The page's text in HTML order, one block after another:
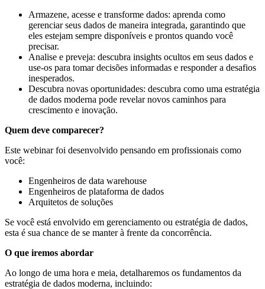
Armazene, acesse e transforme dados: aprenda como
gerenciar seus dados de maneira integrada, garantindo que
eles estejam sempre disponíveis e prontos quando você
precisar.
Analise e preveja: descubra insights ocultos em seus dados e
use-os para tomar decisões informadas e responder a desafios
inesperados.
Descubra novas oportunidades: descubra como uma estratégia
de dados moderna pode revelar novos caminhos para
crescimento e inovação.
Quem deve comparecer?
Este webinar foi desenvolvido pensando em profissionais como
você:
Engenheiros de data warehouse
Engenheiros de plataforma de dados
Arquitetos de soluções
Se você está envolvido em gerenciamento ou estratégia de dados,
esta é sua chance de se manter à frente da concorrência.
O que iremos abordar
Ao longo de uma hora e meia, detalharemos os fundamentos da
estratégia de dados moderna, incluindo: